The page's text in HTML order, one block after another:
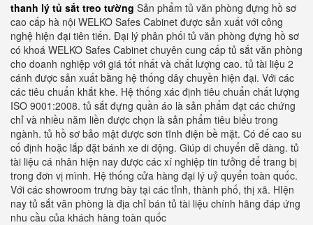
thanh lý tủ sắt treo tường Sản phẩm tủ văn phòng đựng hồ sơ
cao cấp hà nội WELKO Safes Cabinet được sản xuất với công
nghệ hiện đại tiên tiến. Đại lý phân phối tủ văn phòng đựng hồ sơ
có khoá WELKO Safes Cabinet chuyên cung cấp tủ sắt văn phòng
cho doanh nghiệp với giá tốt nhất và chất lượng cao. tủ tài liệu 2
cánh được sản xuất bằng hệ thống dây chuyền hiện đại. Với các
các tiêu chuẩn khắt khe. Hệ thống xác định tiêu chuẩn chất lượng
ISO 9001:2008. tủ sắt đựng quần áo là sản phẩm đạt các chứng
chỉ và nhiều năm liền được chọn là sản phẩm tiêu biểu trong
ngành. tủ hồ sơ bảo mật được sơn tĩnh điện bề mặt. Có đế cao su
cố định hoặc lắp đặt bánh xe di động. Giúp di chuyển dễ dàng. tủ
tài liệu cá nhân hiện nay được các xí nghiệp tin tưởng để trang bị
trong đơn vị mình. Hệ thống cửa hàng đại lý uỷ quyển toàn quốc.
Với các showroom trưng bày tại các tỉnh, thành phố, thị xã. HIện
nay tủ sắt văn phòng là địa chỉ bán tủ tài liệu chính hãng đáp ứng
nhu cầu của khách hàng toàn quốc